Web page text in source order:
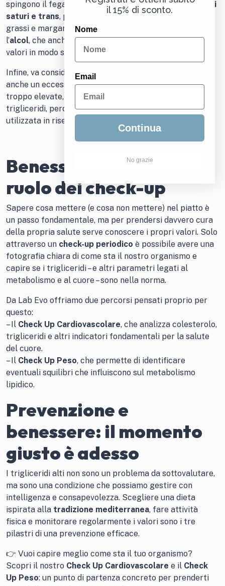
spingono il fegato a produrne in eccesso. Anche igrassi
saturi e trans, presenti in fritti, insaccati, formaggi
grassi e margarine, vanno ridotti al minimo, così come
l’alcol, che anche in piccole quantità può far salire i
valori in modo significativo.
Infine, va considerato l’equilibrio calorico complessivo:
anche un eccesso di cibi “sani”, se consumati in quantità
troppo elevate, può portare a un aumento dei
trigliceridi, perché l’organismo trasforma l’energia non
utilizzata in riserva lipidica.
Benessere a 360°: il
ruolo dei check-up
Sapere cosa mettere (e cosa non mettere) nel piatto è
un passo fondamentale, ma per prendersi davvero cura
della propria salute serve conoscere i propri valori. Solo
attraverso un check-up periodico è possibile avere una
fotografia chiara di come sta il nostro organismo e
capire se i trigliceridi – e altri parametri legati al
metabolismo e al cuore – sono nella norma.
Da Lab Evo offriamo due percorsi pensati proprio per
questo:
– Il Check Up Cardiovascolare, che analizza colesterolo,
trigliceridi e altri indicatori fondamentali per la salute
del cuore.
– Il Check Up Peso, che permette di identificare
eventuali squilibri che influiscono sul metabolismo
lipidico.
Prevenzione e
benessere: il momento
giusto è adesso
I trigliceridi alti non sono un problema da sottovalutare,
ma sono una condizione che possiamo gestire con
intelligenza e consapevolezza. Scegliere una dieta
ispirata alla tradizione mediterranea, fare attività
fisica e monitorare regolarmente i valori sono i tre
pilastri di una prevenzione efficace.
👉 Vuoi capire meglio come sta il tuo organismo?
Scopri il nostro Check Up Cardiovascolare e il Check
Up Peso: un punto di partenza concreto per prenderti
il 15% di sconto.
Nome
Email
Continua
No grazie